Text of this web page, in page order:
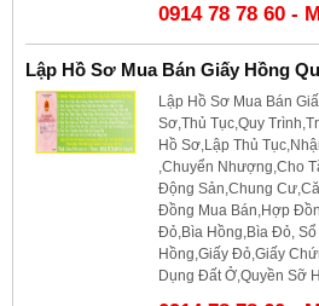
0914 78 78 60 -
Lập Hồ Sơ Mua Bán Giấy Hồng
Lập Hồ Sơ Mua Bán
Sơ,Thủ Tục,Quy
Hồ Sơ,Lập Thủ
,Chuyển Nhượng,Cho
Động Sản,Chung
Đồng Mua Bán,Hợp
Đỏ,Bìa Hồng,Bìa Đỏ,
Hồng,Giấy Đỏ,Giấy
Dụng Đất Ở,Quyền Sỡ